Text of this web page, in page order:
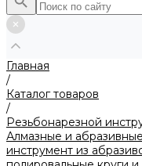
Главная
/
Каталог товаров
/
Резьбонарезной
Алмазные и
инструмент из